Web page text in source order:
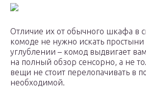
Отличие их от обычного шкафа в
комоде не нужно искать простыни
углублении – комод выдвигает
на полный обзор сенсорно, а не
вещи не стоит перелопачивать в
необходимой.